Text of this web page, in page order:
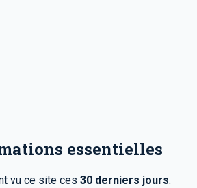
essentielles
vu ce site ces 30 derniers jours.